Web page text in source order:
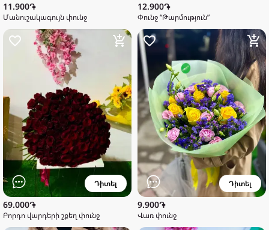
11.900֏
Մանուշակագույն փունջ
12.900֏
Փունջ “Թարմություն”
Դիտել
69.000֏
Բորդո վարդերի շքեղ փունջ
Դիտել
9.900֏
Վառ փունջ